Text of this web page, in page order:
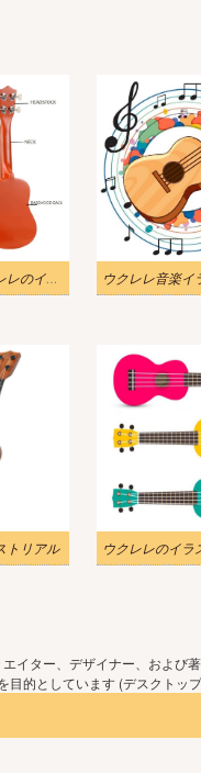
オレンジ色のウクレレのイラストリアル
トリアル ウクレレのイラ
イター、デザイナー、およ
的としています (デスクト